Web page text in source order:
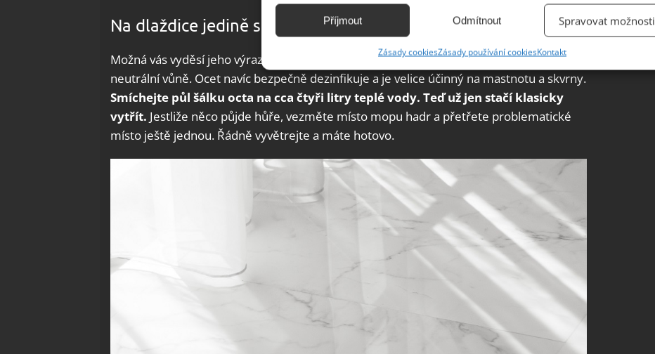
Identifikace zařízení na základě automaticky přenášených informací.
základě aktivně vyžádaných informací.
Zajištění bezpečnosti, předcházení a zjišťování podvodů a
odstraňování chyb, Poskytování a zobrazování reklamy a obsahu,
Ukládání a sdělování voleb ochrany osobních údajů.
Příjmout Odmítnout Spravovat možnosti
Zásady cookiesZásady používání cookiesKontakt
Na dlaždice jedině s octem
Možná vás vyděsí jeho výrazný pach, ale jakmile zaschne, tak po něm zůstane svěží a
neutrální vůně. Ocet navíc bezpečně dezinfikuje a je velice účinný na mastnotu a skvrny.
Smíchejte půl šálku octa na cca čtyři litry teplé vody. Teď už jen stačí klasicky
vytřít. Jestliže něco půjde hůře, vezměte místo mopu hadr a přetřete problematické
místo ještě jednou. Řádně vyvětrejte a máte hotovo.